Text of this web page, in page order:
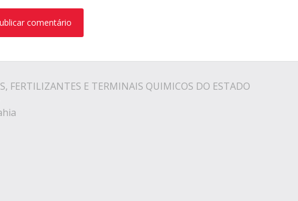
E TERMINAIS QUIMICOS DO ESTADO